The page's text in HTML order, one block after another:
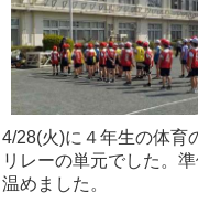
4/28(火)に４年生の体育
リレーの単元でした。
温めました。